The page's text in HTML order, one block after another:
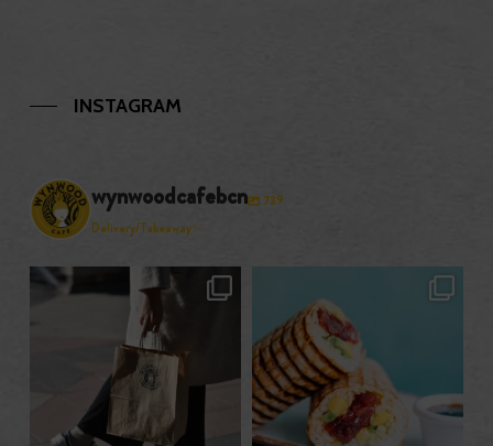
INSTAGRAM
wynwoodcafebcn
739
Delivery/Takeaway✨
wynwoodcafebcn
Oct. 30